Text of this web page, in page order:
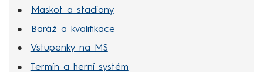
Maskot a stadiony
Baráž a kvalifikace
Vstupenky na MS
Termín a herní systém